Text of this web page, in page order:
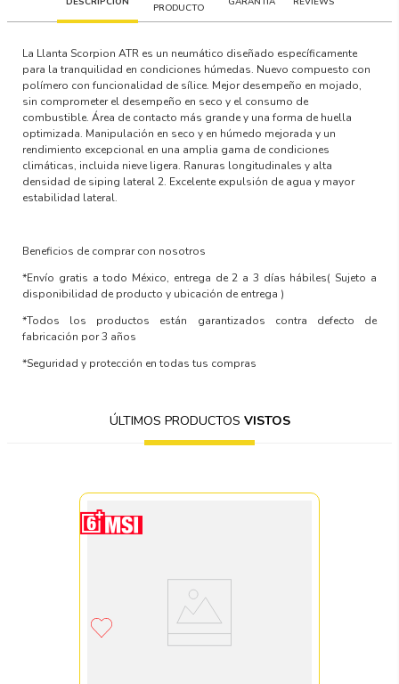
PRODUCTO
La Llanta Scorpion ATR es un neumático diseñado específicamente
para la tranquilidad en condiciones húmedas. Nuevo compuesto con
polímero con funcionalidad de sílice. Mejor desempeño en mojado,
sin comprometer el desempeño en seco y el consumo de
combustible. Área de contacto más grande y una forma de huella
optimizada. Manipulación en seco y en húmedo mejorada y un
rendimiento excepcional en una amplia gama de condiciones
climáticas, incluida nieve ligera. Ranuras longitudinales y alta
densidad de siping lateral 2. Excelente expulsión de agua y mayor
estabilidad lateral.
Beneficios de comprar con nosotros
*Envío gratis a todo México, entrega de 2 a 3 días hábiles( Sujeto a
disponibilidad de producto y ubicación de entrega )
*Todos los productos están garantizados contra defecto de
fabricación por 3 años
*Seguridad y protección en todas tus compras
ÚLTIMOS PRODUCTOS VISTOS